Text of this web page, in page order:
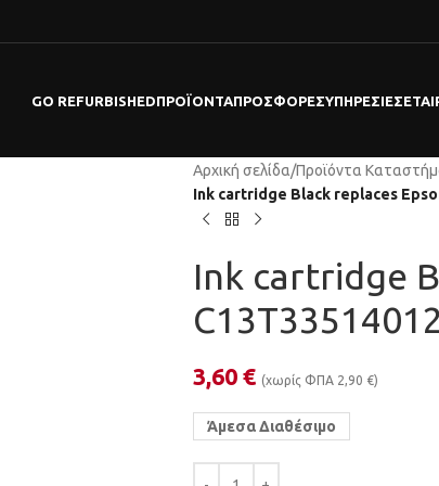
GO REFURBISHEDΠΡΟΪΌΝΤΑΠΡΟΣΦΟΡΕΣΥΠΗΡΕΣΊΕΣ
Αρχική σελίδα/Προϊόντα
Ink cartridge Black replaces
Ink cartridge
3,60 € (χωρίς ΦΠΑ 2,90 €)
Άμεσα Διαθέσιμο